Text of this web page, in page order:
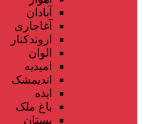
آبادان
آغاجاری
اروندکنار
الوان
امیدیه
اندیمشک
ایذه
باغ ملک
بستان